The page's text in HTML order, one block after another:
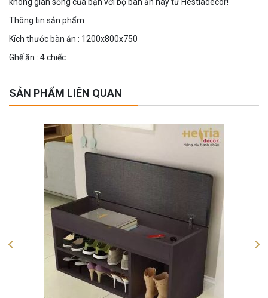
Thông tin sản phẩm :
Kích thước bàn ăn : 1200x800x750
Ghế ăn : 4 chiếc
SẢN PHẨM LIÊN QUAN